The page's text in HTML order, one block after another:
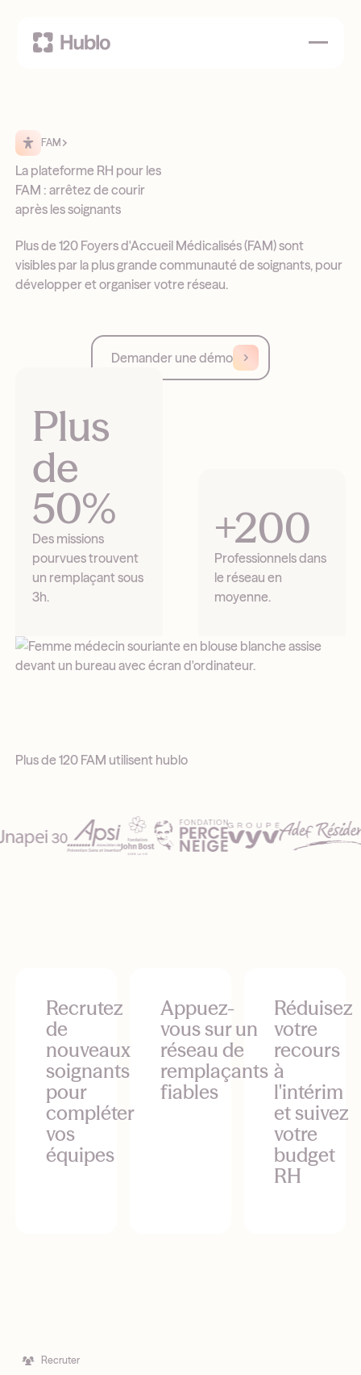
FAM
La plateforme RH pour les
FAM : arrêtez de courir
après les soignants
Plus de 120 Foyers d'Accueil Médicalisés (FAM) sont
visibles par la plus grande communauté de soignants, pour
développer et organiser votre réseau.
Demander une démo
Plus
de
50%
Des missions
pourvues trouvent
un remplaçant sous
3h.
+200
Professionnels dans
le réseau en
moyenne.
Plus de 120 FAM utilisent hublo
Recrutez
de
nouveaux
soignants
pour
compléter
vos
équipes
Appuez-
vous sur un
réseau de
remplaçants
fiables
Réduisez
votre
recours
à
l'intérim
et suivez
votre
budget
RH
Recruter